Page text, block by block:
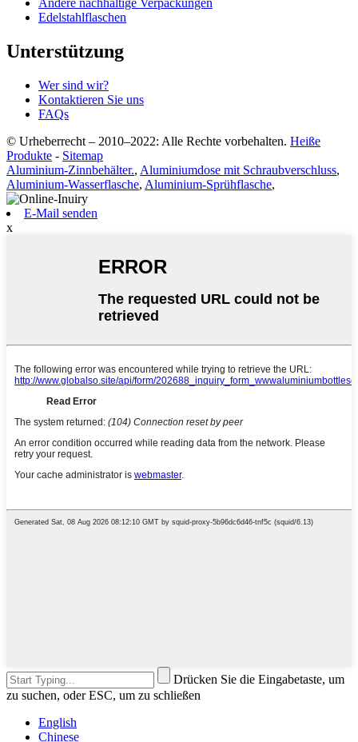
Andere nachhaltige Verpackungen
Edelstahlflaschen
Unterstützung
Wer sind wir?
Kontaktieren Sie uns
FAQs
© Urheberrecht – 2010–2022: Alle Rechte vorbehalten. Heiße
Produkte - Sitemap
Aluminium-Zinnbehälter., Aluminiumdose mit Schraubverschluss,
Aluminium-Wasserflasche, Aluminium-Sprühflasche,
E-Mail senden
x
Drücken Sie die Eingabetaste, um
zu suchen, oder ESC, um zu schließen
English
Chinese